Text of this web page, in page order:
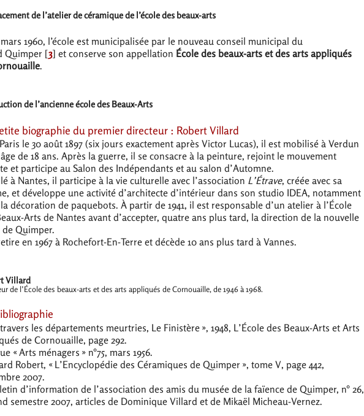
de l’atelier de céramique de l’école des beaux-arts
mars 1960, l’école est municipalisée par le nouveau conseil municipal du
Quimper [3] et conserve son appellation École des beaux-arts et des arts appliqués
.
de l’ancienne école des Beaux-Arts
biographie du premier directeur : Robert Villard
le 30 août 1897 (six jours exactement après Victor Lucas), il est mobilisé à Verdun
de 18 ans. Après la guerre, il se consacre à la peinture, rejoint le mouvement
et participe au Salon des Indépendants et au salon d’Automne.
à Nantes, il participe à la vie culturelle avec l’association L’Étrave, créée avec sa
et développe une activité d’architecte d’intérieur dans son studio IDEA, notamment
décoration de paquebots. À partir de 1941, il est responsable d’un atelier à l’École
Arts de Nantes avant d’accepter, quatre ans plus tard, la direction de la nouvelle
de Quimper.
en 1967 à Rochefort-En-Terre et décède 10 ans plus tard à Vannes.
Villard
de l’École des beaux-arts et des arts appliqués de Cornouaille, de 1946 à 1968.
les départements meurtries, Le Finistère », 1948, L’École des Beaux-Arts et Arts
de Cornouaille, page 292.
«Arts ménagers » n°75, mars 1956.
Robert, « L’Encyclopédie des Céramiques de Quimper », tome V, page 442,
2007.
d’information de l’association des amis du musée de la faïence de Quimper, n° 26,
semestre 2007, articles de Dominique Villard et de Mikaël Micheau-Vernez.